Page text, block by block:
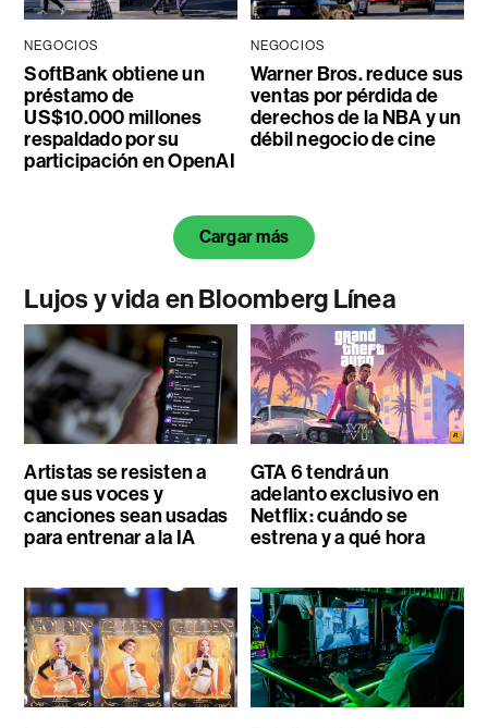
NEGOCIOS
SoftBank obtiene un
préstamo de
US$10.000 millones
respaldado por su
participación en OpenAI
NEGOCIOS
Warner Bros. reduce sus
ventas por pérdida de
derechos de la NBA y un
débil negocio de cine
Cargar más
Lujos y vida en Bloomberg Línea
Artistas se resisten a
que sus voces y
canciones sean usadas
para entrenar a la IA
GTA 6 tendrá un
adelanto exclusivo en
Netflix: cuándo se
estrena y a qué hora